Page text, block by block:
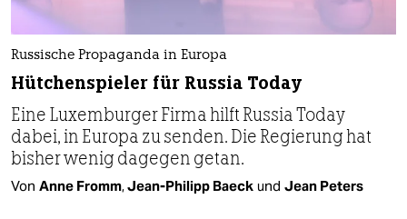
Russische Propaganda in Europa
Hütchenspieler für Russia Today
Eine Luxemburger Firma hilft Russia Today
dabei, in Europa zu senden. Die Regierung hat
bisher wenig dagegen getan.
Von Anne Fromm,Jean-Philipp Baeck und Jean Peters